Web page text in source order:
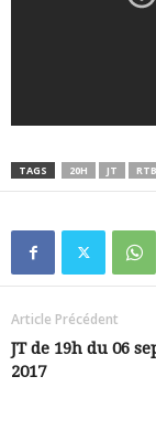
TAGS 20H JT RTB
Article Précédent
JT de 19h du 06
2017